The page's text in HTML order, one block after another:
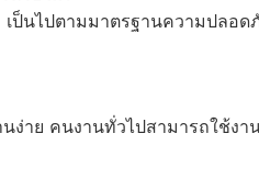
ป็นไปตามมาตรฐานความปลอ
าย คนงานทั่วไปสามารถใช้งา